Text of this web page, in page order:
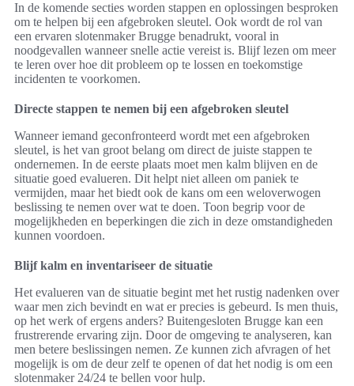
In de komende secties worden stappen en oplossingen besproken
om te helpen bij een afgebroken sleutel. Ook wordt de rol van
een ervaren slotenmaker Brugge benadrukt, vooral in
noodgevallen wanneer snelle actie vereist is. Blijf lezen om meer
te leren over hoe dit probleem op te lossen en toekomstige
incidenten te voorkomen.
Directe stappen te nemen bij een afgebroken sleutel
Wanneer iemand geconfronteerd wordt met een afgebroken
sleutel, is het van groot belang om direct de juiste stappen te
ondernemen. In de eerste plaats moet men kalm blijven en de
situatie goed evalueren. Dit helpt niet alleen om paniek te
vermijden, maar het biedt ook de kans om een weloverwogen
beslissing te nemen over wat te doen. Toon begrip voor de
mogelijkheden en beperkingen die zich in deze omstandigheden
kunnen voordoen.
Blijf kalm en inventariseer de situatie
Het evalueren van de situatie begint met het rustig nadenken over
waar men zich bevindt en wat er precies is gebeurd. Is men thuis,
op het werk of ergens anders? Buitengesloten Brugge kan een
frustrerende ervaring zijn. Door de omgeving te analyseren, kan
men betere beslissingen nemen. Ze kunnen zich afvragen of het
mogelijk is om de deur zelf te openen of dat het nodig is om een
slotenmaker 24/24 te bellen voor hulp.